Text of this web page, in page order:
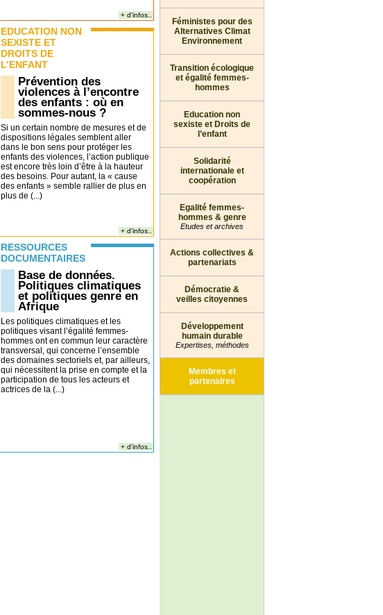
Féministes pour des
Alternatives Climat
Environnement
Transition écologique
et égalité femmes-
hommes
Education non
sexiste et Droits de
l’enfant
Solidarité
internationale et
coopération
Egalité femmes-
hommes & genre
Etudes et archives
Actions collectives &
partenariats
Démocratie &
veilles citoyennes
Développement
humain durable
Expertises, méthodes
Membres et
partenaires
+ d'infos..
EDUCATION NON
SEXISTE ET
DROITS DE
L’ENFANT
Prévention des
violences à l’encontre
des enfants : où en
sommes-nous ?
Si un certain nombre de mesures et de
dispositions légales semblent aller
dans le bon sens pour protéger les
enfants des violences, l’action publique
est encore très loin d’être à la hauteur
des besoins. Pour autant, la « cause
des enfants » semble rallier de plus en
plus de (...)
+ d'infos..
RESSOURCES
DOCUMENTAIRES
Base de données.
Politiques climatiques
et politiques genre en
Afrique
Les politiques climatiques et les
politiques visant l’égalité femmes-
hommes ont en commun leur caractère
transversal, qui concerne l’ensemble
des domaines sectoriels et, par ailleurs,
qui nécessitent la prise en compte et la
participation de tous les acteurs et
actrices de la (...)
+ d'infos..